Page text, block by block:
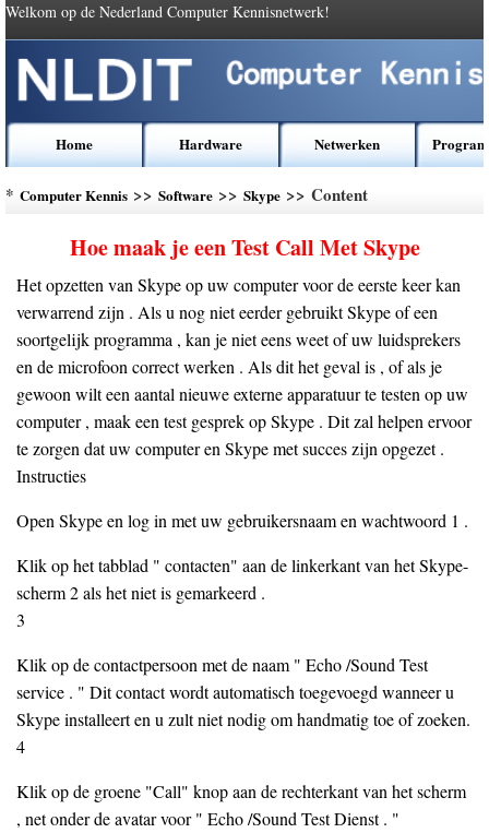
Welkom op de Nederland Computer Kennisnetwerk!
Home Hardware Netwerken
* Computer Kennis >> Software >> Skype >> Content
Hoe maak je een Test Call Met Skype
Het opzetten van Skype op uw computer voor de eerste keer kan
verwarrend zijn . Als u nog niet eerder gebruikt Skype of een
soortgelijk programma , kan je niet eens weet of uw luidsprekers
en de microfoon correct werken . Als dit het geval is , of als je
gewoon wilt een aantal nieuwe externe apparatuur te testen op uw
computer , maak een test gesprek op Skype . Dit zal helpen ervoor
te zorgen dat uw computer en Skype met succes zijn opgezet .
Instructies
Open Skype en log in met uw gebruikersnaam en wachtwoord 1 .
Klik op het tabblad " contacten" aan de linkerkant van het Skype-
scherm 2 als het niet is gemarkeerd .
3
Klik op de contactpersoon met de naam " Echo /Sound Test
service . " Dit contact wordt automatisch toegevoegd wanneer u
Skype installeert en u zult niet nodig om handmatig toe of zoeken.
4
Klik op de groene "Call" knop aan de rechterkant van het scherm
, net onder de avatar voor " Echo /Sound Test Dienst . "